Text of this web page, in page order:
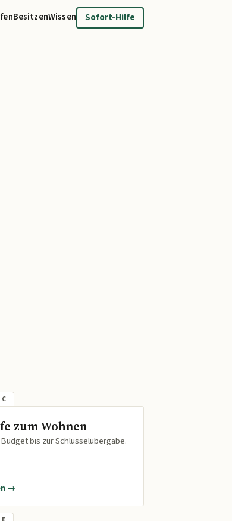
BesitzenWissen Sofort-Hilfe
zum Wohnen
bis zur Schlüsselübergabe.
→